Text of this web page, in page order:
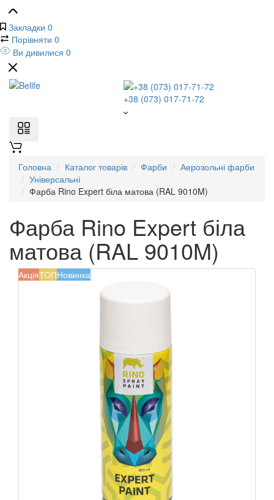
Закладки 0
Порівняти 0
Ви дивилися 0
+38 (073) 017-71-72
Головна Каталог товарів Фарби
Аерозольні фарби
Універсальні
Фарба Rino Expert біла матова (RAL 9010M)
Фарба Rino Expert біла
матова (RAL 9010M)
АкціяТОПНовинка